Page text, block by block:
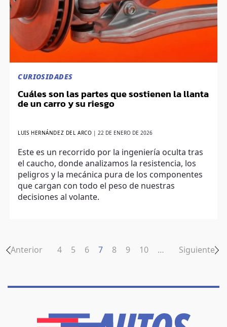
CURIOSIDADES
Cuáles son las partes que sostienen la llanta
de un carro y su riesgo
LUIS HERNÁNDEZ DEL ARCO |22 DE ENERO DE 2026
Este es un recorrido por la ingeniería oculta tras
el caucho, donde analizamos la resistencia, los
peligros y la mecánica pura de los componentes
que cargan con todo el peso de nuestras
decisiones al volante.
Anterior 4 5 6 7 8 9 10 … Siguiente